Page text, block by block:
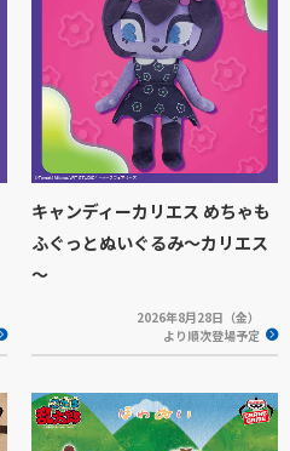
キャンディーカリエス めちゃも
ふぐっとぬいぐるみ～カリエス
～
2026年8月28日（金）
より順次登場予定